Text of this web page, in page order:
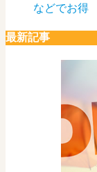
などでお得
最新記事